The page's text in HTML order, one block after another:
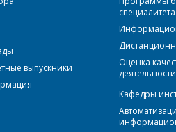
выпускники
специалитета
Оценка
деятельности
Кафедры